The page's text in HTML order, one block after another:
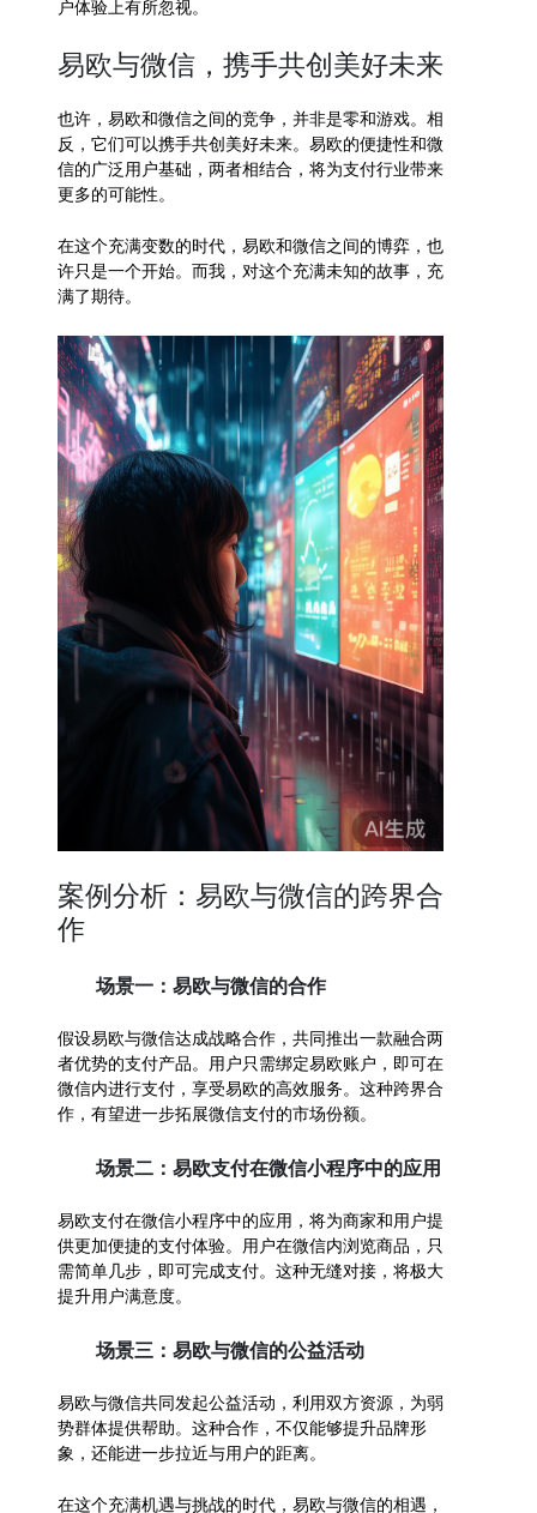
户体验上有所忽视。
易欧与微信，携手共创美好未来
也许，易欧和微信之间的竞争，并非是零和游戏。相
反，它们可以携手共创美好未来。易欧的便捷性和微
信的广泛用户基础，两者相结合，将为支付行业带来
更多的可能性。
在这个充满变数的时代，易欧和微信之间的博弈，也
许只是一个开始。而我，对这个充满未知的故事，充
满了期待。
案例分析：易欧与微信的跨界合
作
场景一：易欧与微信的合作
假设易欧与微信达成战略合作，共同推出一款融合两
者优势的支付产品。用户只需绑定易欧账户，即可在
微信内进行支付，享受易欧的高效服务。这种跨界合
作，有望进一步拓展微信支付的市场份额。
场景二：易欧支付在微信小程序中的应用
易欧支付在微信小程序中的应用，将为商家和用户提
供更加便捷的支付体验。用户在微信内浏览商品，只
需简单几步，即可完成支付。这种无缝对接，将极大
提升用户满意度。
场景三：易欧与微信的公益活动
易欧与微信共同发起公益活动，利用双方资源，为弱
势群体提供帮助。这种合作，不仅能够提升品牌形
象，还能进一步拉近与用户的距离。
在这个充满机遇与挑战的时代，易欧与微信的相遇，